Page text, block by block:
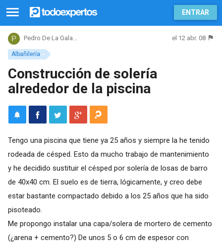
ENTRAR
Albañilería
Pedro De La Gala... el 12 abr. 08
Construcción de solería
alrededor de la piscina
Tengo una piscina que tiene ya 25 años y siempre la he tenido
rodeada de césped. Esto da mucho trabajo de mantenimiento
y he decidido sustituir el césped por solería de losas de barro
de 40x40 cm. El suelo es de tierra, lógicamente, y creo debe
estar bastante compactado debido a los 25 años que ha sido
pisoteado.
Me propongo instalar una capa/solera de mortero de cemento
(¿arena + cemento?) De unos 5 o 6 cm de espesor con